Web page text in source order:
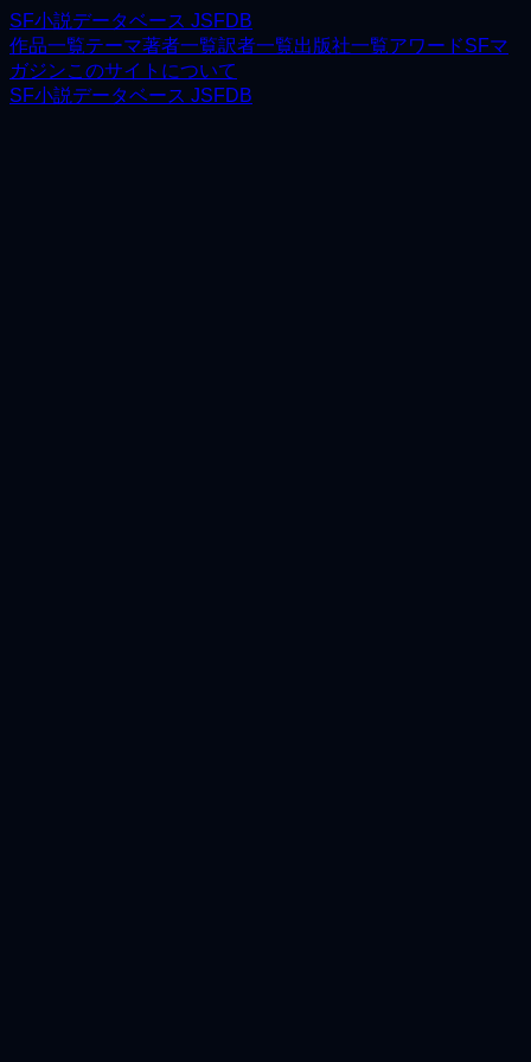
SF小説データベース JSFDB
作品一覧テーマ著者一覧訳者一覧出版社一覧アワードSFマ
ガジンこのサイトについて
SF小説データベース JSFDB